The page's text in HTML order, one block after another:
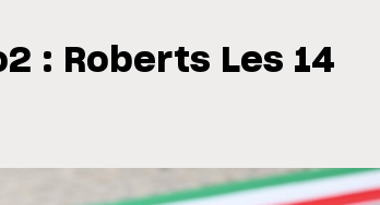
et Programme du GP de
MOTO GP
Zarco évite
: Roberts Les 14